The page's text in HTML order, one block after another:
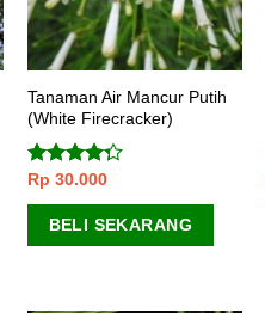
Tanaman Air Mancur Putih
(White Firecracker)
Dinilai
4.00dari
Rp 30.000
BELI SEKARANG